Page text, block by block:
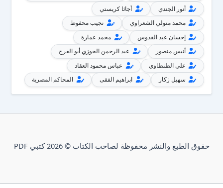
أنور الجندي
أجاثا كريستي
محمد متولي الشعراوي
نجيب محفوظ
إحسان عبد القدوس
محمد عمارة
أنيس منصور
عبد الرحمن الجوزي أبو الفرج
علي الطنطاوي
عباس محمود العقاد
سهيل زكار
ابراهيم الفقى المحاكم المصرية
حقوق الطبع والنشر محفوظة لصاحب الكتاب © 2026 كتبي PDF